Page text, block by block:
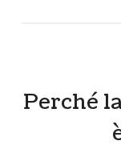
Perché